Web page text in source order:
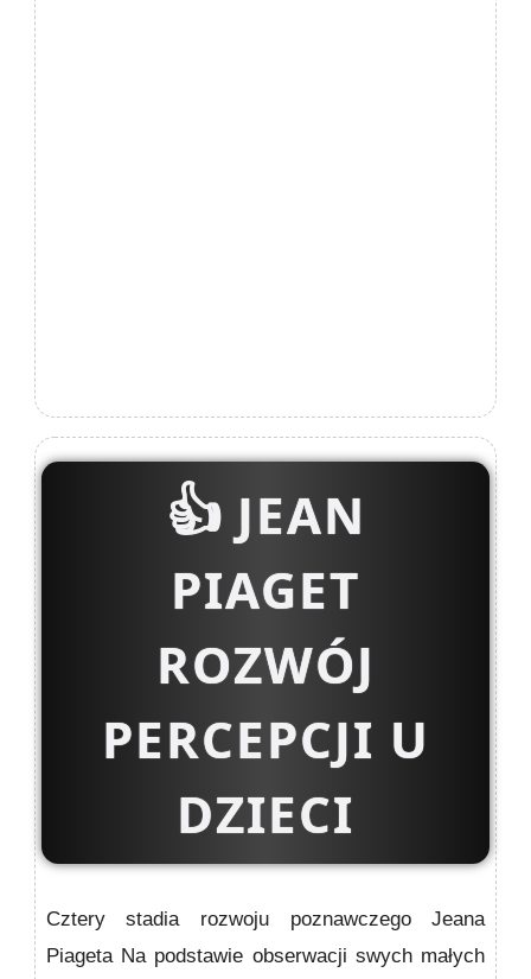
👍 JEAN
PIAGET
ROZWÓJ
PERCEPCJI U
DZIECI
Cztery stadia rozwoju poznawczego Jeana
Piageta Na podstawie obse­rwacji swych małych